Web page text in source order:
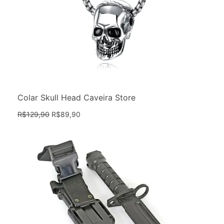
Colar Skull Head Caveira Store
R$129,90 R$89,90